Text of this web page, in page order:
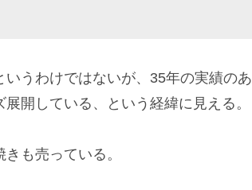
うわけではないが、35年の実績のあ
開している、という経緯に見える。
も売っている。